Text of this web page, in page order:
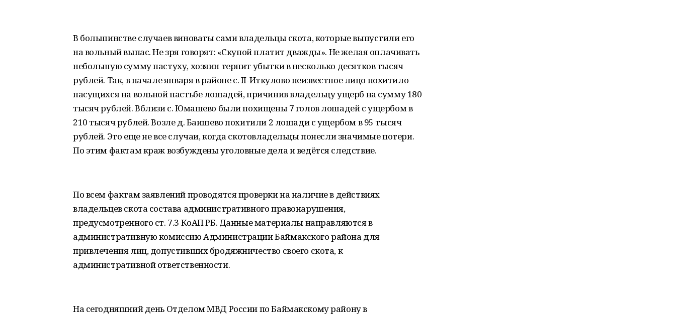
В большинстве случаев виноваты сами владельцы скота, которые выпустили его
на вольный выпас. Не зря говорят: «Скупой платит дважды». Не желая оплачивать
небольшую сумму пастуху, хозяин терпит убытки в несколько десятков тысяч
рублей. Так, в начале января в районе с. II-Иткулово неизвестное лицо похитило
пасущихся на вольной пастьбе лошадей, причинив владельцу ущерб на сумму 180
тысяч рублей. Вблизи с. Юмашево были похищены 7 голов лошадей с ущербом в
210 тысяч рублей. Возле д. Баишево похитили 2 лошади с ущербом в 95 тысяч
рублей. Это еще не все случаи, когда скотовладельцы понесли значимые потери.
По этим фактам краж возбуждены уголовные дела и ведётся следствие.
По всем фактам заявлений проводятся проверки на наличие в действиях
владельцев скота состава административного правонарушения,
предусмотренного ст. 7.3 КоАП РБ. Данные материалы направляются в
административную комиссию Администрации Баймакского района для
привлечения лиц, допустивших бродяжничество своего скота, к
административной ответственности.
На сегодняшний день Отделом МВД России по Баймакскому району в